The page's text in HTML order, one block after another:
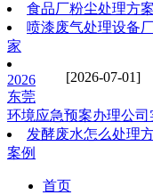
食品厂粉尘处理方案
喷漆废气处理设备
家
[2026-07-01]
2026
东莞
环境应急预案办理公
发酵废水怎么处理
案例
首页